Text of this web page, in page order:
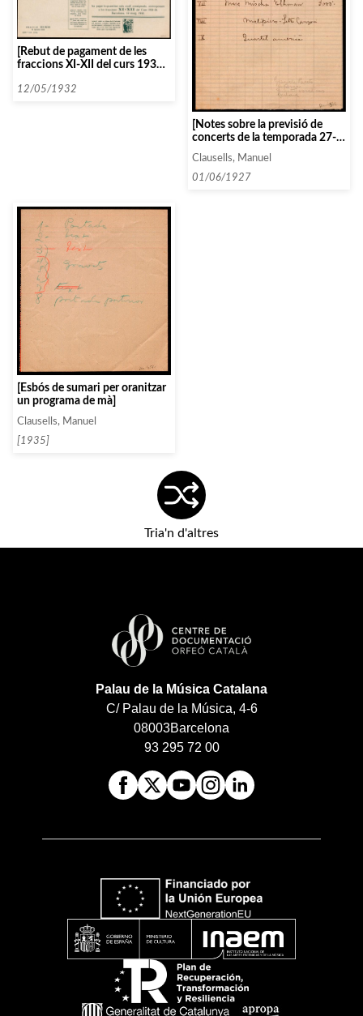
[Rebut de pagament de les
fraccions XI-XII del curs 1931-
12/05/1932
[Notes sobre la previsió de
concerts de la temporada 27-
Clausells, Manuel
01/06/1927
[Esbós de sumari per oranitzar
un programa de mà]
Clausells, Manuel
[1935]
Tria'n d'altres
Palau de la Música Catalana
C/ Palau de la Música, 4-6
08003Barcelona
93 295 72 00